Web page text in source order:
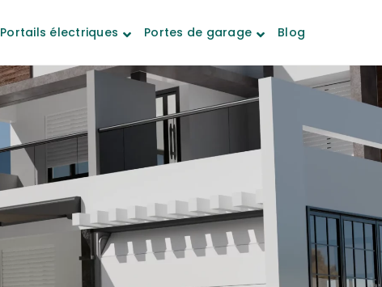
Portails électriques Portes de garage Blog